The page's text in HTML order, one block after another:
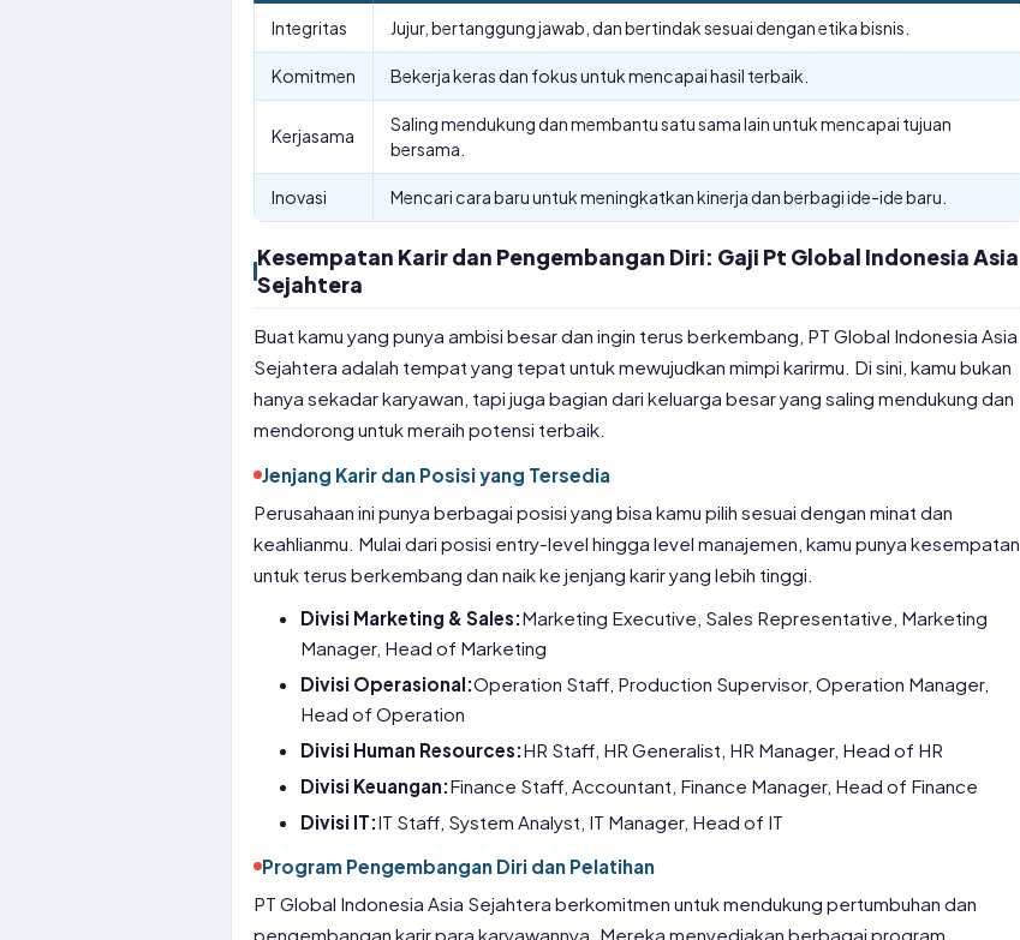
Integritas Jujur, bertanggung jawab, dan bertindak sesuai dengan etika bisnis.
Komitmen Bekerja keras dan fokus untuk mencapai hasil terbaik.
Kerjasama
Saling mendukung dan membantu satu sama lain untuk mencapai tujuan
bersama.
Inovasi Mencari cara baru untuk meningkatkan kinerja dan berbagi ide-ide baru.
Kesempatan Karir dan Pengembangan Diri: Gaji Pt Global Indonesia Asia
Sejahtera
Buat kamu yang punya ambisi besar dan ingin terus berkembang, PT Global Indonesia Asia
Sejahtera adalah tempat yang tepat untuk mewujudkan mimpi karirmu. Di sini, kamu bukan
hanya sekadar karyawan, tapi juga bagian dari keluarga besar yang saling mendukung dan
mendorong untuk meraih potensi terbaik.
Jenjang Karir dan Posisi yang Tersedia
Perusahaan ini punya berbagai posisi yang bisa kamu pilih sesuai dengan minat dan
keahlianmu. Mulai dari posisi entry-level hingga level manajemen, kamu punya kesempatan
untuk terus berkembang dan naik ke jenjang karir yang lebih tinggi.
Divisi Marketing & Sales:Marketing Executive, Sales Representative, Marketing
Manager, Head of Marketing
Divisi Operasional:Operation Staff, Production Supervisor, Operation Manager,
Head of Operation
Divisi Human Resources:HR Staff, HR Generalist, HR Manager, Head of HR
Divisi Keuangan:Finance Staff, Accountant, Finance Manager, Head of Finance
Divisi IT:IT Staff, System Analyst, IT Manager, Head of IT
Program Pengembangan Diri dan Pelatihan
PT Global Indonesia Asia Sejahtera berkomitmen untuk mendukung pertumbuhan dan
pengembangan karir para karyawannya. Mereka menyediakan berbagai program